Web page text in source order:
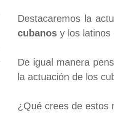
Destacaremos la
cubanos y los latinos
De igual manera
la actuación de los
¿Qué crees de estos